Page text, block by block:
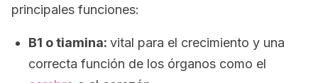
principales funciones:
B1 o tiamina: vital para el crecimiento y una
correcta función de los órganos como el